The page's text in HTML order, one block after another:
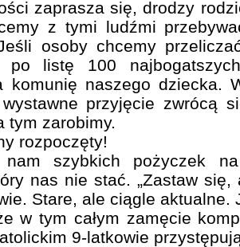
zaprasza się, drodzy
z tymi ludźmi
osoby chcemy
po listę 100
komunię naszego dziecka.
przyjęcie zwrócą
tym zarobimy.
rozpoczęty!
szybkich pożyczek
nas nie stać. „Zastaw
Stare, ale ciągle aktualne.
w tym całym zamęcie
9-latkowie